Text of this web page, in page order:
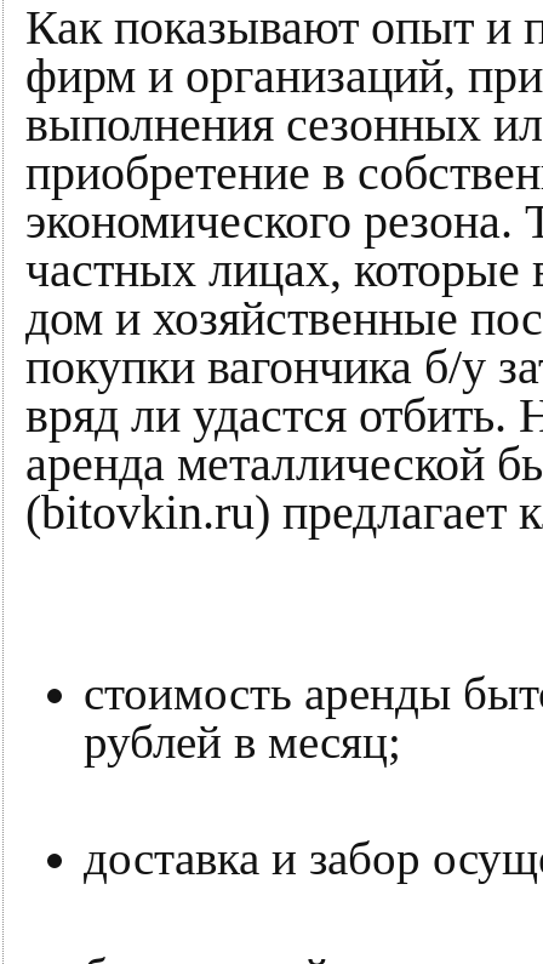
Как показывают опыт и
фирм и организаций,
выполнения сезонных
приобретение в
экономического
частных лицах, которые
дом и хозяйственные
покупки вагончика б/у
вряд ли удастся
аренда металлической
(bitovkin.ru) предлагает
стоимость аренды
рублей в месяц;
доставка и забор